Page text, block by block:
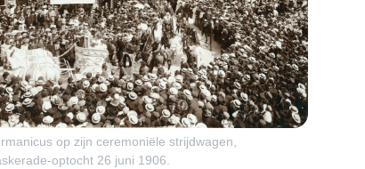
op zijn ceremoniële strijdwagen,
optocht 26 juni 1906.